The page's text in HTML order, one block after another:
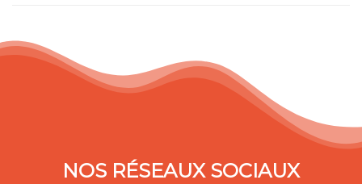
NOS RÉSEAUX SOCIAUX